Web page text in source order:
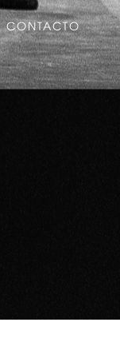
CONTACTO